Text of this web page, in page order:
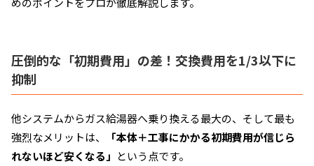
圧倒的な「初期費用」の差！交換費用を1/3以下に
抑制
他システムからガス給湯器へ乗り換える最大の、そして最も
強烈なメリットは、
「本体＋工事にかかる初期費用が信じら
れないほど安くなる」 という点です。